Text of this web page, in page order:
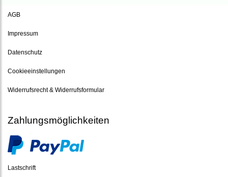
AGB
Impressum
Datenschutz
Cookieeinstellungen
Widerrufsrecht & Widerrufsformular
Zahlungsmöglichkeiten
Lastschrift